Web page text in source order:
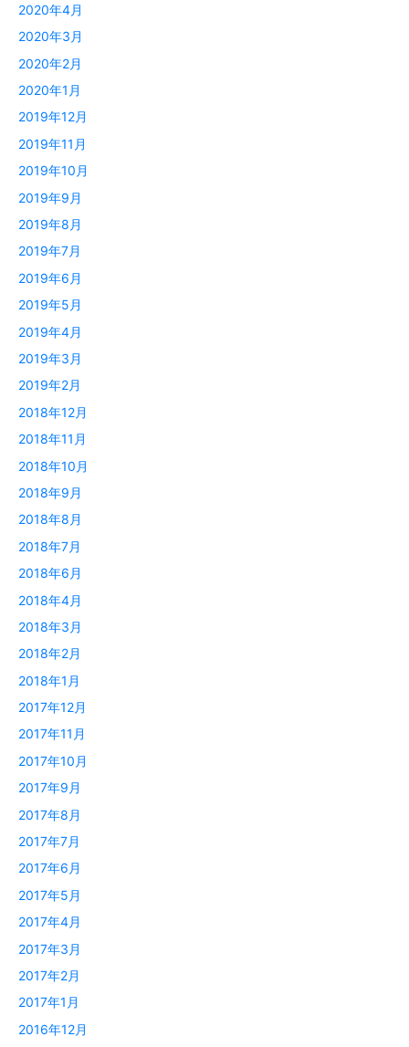
2020年4月
2020年3月
2020年2月
2020年1月
2019年12月
2019年11月
2019年10月
2019年9月
2019年8月
2019年7月
2019年6月
2019年5月
2019年4月
2019年3月
2019年2月
2018年12月
2018年11月
2018年10月
2018年9月
2018年8月
2018年7月
2018年6月
2018年4月
2018年3月
2018年2月
2018年1月
2017年12月
2017年11月
2017年10月
2017年9月
2017年8月
2017年7月
2017年6月
2017年5月
2017年4月
2017年3月
2017年2月
2017年1月
2016年12月